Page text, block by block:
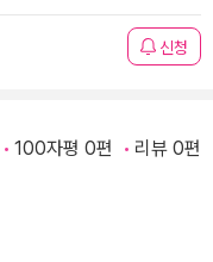
신청
100자평 0편 리뷰 0편